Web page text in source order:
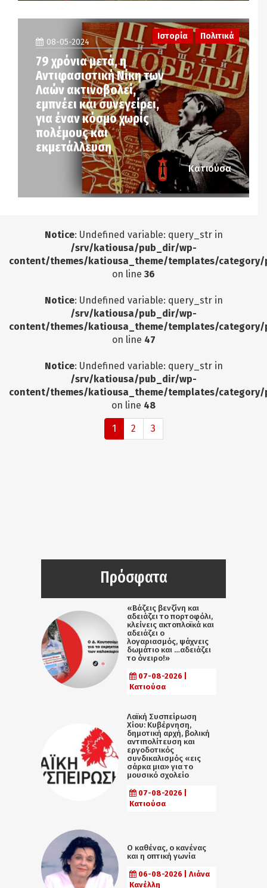
08-05-2024
79 χρόνια μετά, η
Αντιφασιστική Νίκη των
Λαών ακτινοβολεί,
εμπνέει και συνεγείρει,
για έναν κόσμο χωρίς
πολέμους και
εκμετάλλευση
Ιστορία Πολιτικά
Κατιούσα
Notice: Undefined variable: query_str in
/srv/katiousa/pub_dir/wp-
content/themes/katiousa_theme/templates/
on line 36
Notice: Undefined variable: query_str in
/srv/katiousa/pub_dir/wp-
content/themes/katiousa_theme/templates/
on line 47
Notice: Undefined variable: query_str in
/srv/katiousa/pub_dir/wp-
content/themes/katiousa_theme/templates/
on line 48
1 2 3
Πρόσφατα
«Βάζεις βενζίνη και
αδειάζει το πορτοφόλι,
κλείνεις ακτοπλοϊκά και
αδειάζει ο
λογαριασμός, ψάχνεις
δωμάτιο και …αδειάζει
το όνειρο!»
07-08-2026 |
Κατιούσα
Λαϊκή Συσπείρωση
Χίου: Κυβέρνηση,
δημοτική αρχή, βολική
αντιπολίτευση και
εργοδοτικός
συνδικαλισμός «εις
σάρκα μια» για το
μουσικό σχολείο
07-08-2026 |
Κατιούσα
Ο καθένας, ο κανένας
και η οπτική γωνία
06-08-2026 | Λιάνα
Κανέλλη